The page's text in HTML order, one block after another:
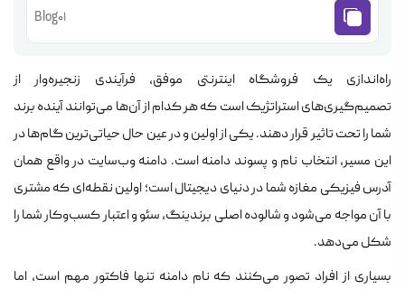
Blog01
راه‌اندازی یک فروشگاه اینترنتی موفق، فرآیندی زنجیره‌وار از
تصمیم‌گیری‌های استراتژیک است که هر کدام از آن‌ها می‌توانند آینده برند
شما را تحت تاثیر قرار دهند. یکی از اولین و در عین حال حیاتی‌ترین گام‌ها در
این مسیر، انتخاب نام و پسوند دامنه است. دامنه وب‌سایت در واقع همان
آدرس فیزیکی مغازه شما در دنیای دیجیتال است؛ اولین نقطه‌ای که مشتری
با آن مواجه می‌شود و شالوده اصلی برندینگ، سئو و اعتبار کسب‌وکار شما را
شکل می‌دهد.
بسیاری از افراد تصور می‌کنند که نام دامنه تنها فاکتور مهم است، اما